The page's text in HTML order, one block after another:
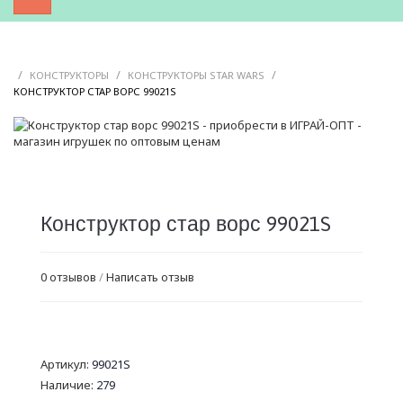
/ КОНСТРУКТОРЫ / КОНСТРУКТОРЫ STAR WARS /
КОНСТРУКТОР СТАР ВОРС 99021S
Конструктор стар ворс 99021S
0 отзывов /Написать отзыв
Артикул: 99021S
Наличие: 279